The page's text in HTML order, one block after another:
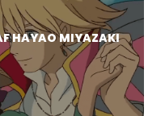
HAYAO MIYAZAKI